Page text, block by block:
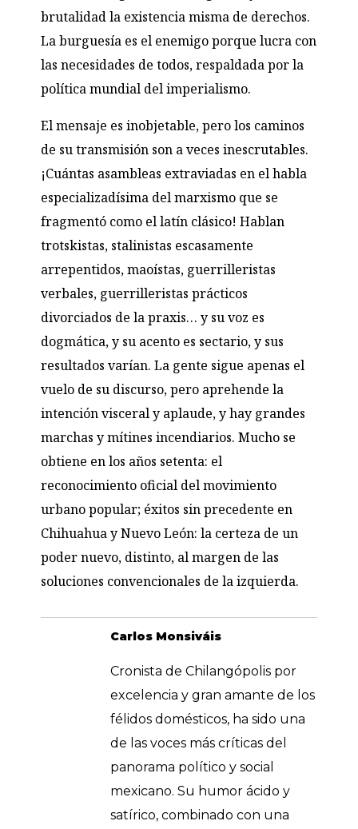
brutalidad la existencia misma de derechos.
La burguesía es el enemigo porque lucra con
las necesidades de todos, respaldada por la
política mundial del imperialismo.
El mensaje es inobjetable, pero los caminos
de su transmisión son a veces inescrutables.
¡Cuántas asambleas extraviadas en el habla
especializadísima del marxismo que se
fragmentó como el latín clásico! Hablan
trotskistas, stalinistas escasamente
arrepentidos, maoístas, guerrilleristas
verbales, guerrilleristas prácticos
divorciados de la praxis… y su voz es
dogmática, y su acento es sectario, y sus
resultados varían. La gente sigue apenas el
vuelo de su discurso, pero aprehende la
intención visceral y aplaude, y hay grandes
marchas y mítines incendiarios. Mucho se
obtiene en los años setenta: el
reconocimiento oficial del movimiento
urbano popular; éxitos sin precedente en
Chihuahua y Nuevo León: la certeza de un
poder nuevo, distinto, al margen de las
soluciones convencionales de la izquierda.
Carlos Monsiváis
Cronista de Chilangópolis por
excelencia y gran amante de los
félidos domésticos, ha sido una
de las voces más críticas del
panorama político y social
mexicano. Su humor ácido y
satírico, combinado con una